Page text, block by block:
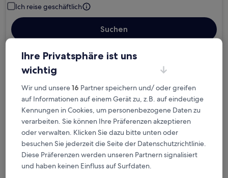
Ich reise geschäftlich
Suchen
Kostenlose Stornierung bei
Verdiene Prämien für jede
wahrgenommene Übernachtung
Mehr sparen mit Preisen für Mitglieder
Ihre Privatsphäre ist uns
wichtig
Wir und unsere16 Partner speichern und/ oder greifen
auf Informationen auf einem Gerät zu, z.B. auf eindeutige
Kennungen in Cookies, um personenbezogene Daten zu
verarbeiten. Sie können Ihre Präferenzen akzeptieren
oder verwalten. Klicken Sie dazu bitte unten oder
besuchen Sie jederzeit die Seite der Datenschutzrichtlinie.
Diese Präferenzen werden unseren Partnern signalisiert
und haben keinen Einfluss auf Surfdaten.